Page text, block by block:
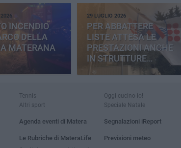
INCENDIO
DELLA
MATERANA
29 LUGLIO 2026
PER ABBATTERE
LISTE ATTESA LE
PRESTAZIONI ANCHE
IN STRUTTURE
Tennis
Altri sport
Agenda eventi di Matera
Le Rubriche di MateraLife
Oggi cucino io!
Speciale Natale
Segnalazioni iReport
Previsioni meteo